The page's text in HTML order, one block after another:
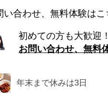
い合わせ、無料体験はこ
初めての方も大歓迎！
お問い合わせ、無料
年末まで休みは3日